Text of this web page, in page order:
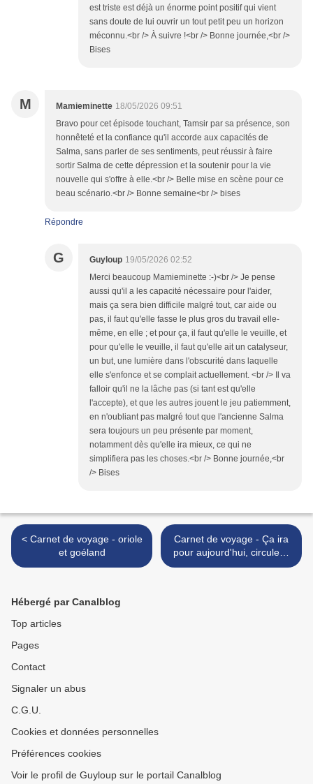
est triste est déjà un énorme point positif qui vient
sans doute de lui ouvrir un tout petit peu un horizon
méconnu.<br /> À suivre !<br /> Bonne journée,<br />
Bises
M Mamieminette 18/05/2026 09:51
Bravo pour cet épisode touchant, Tamsir par sa présence, son
honnêteté et la confiance qu'il accorde aux capacités de
Salma, sans parler de ses sentiments, peut réussir à faire
sortir Salma de cette dépression et la soutenir pour la vie
nouvelle qui s'offre à elle.<br /> Belle mise en scène pour ce
beau scénario.<br /> Bonne semaine<br /> bises
Répondre
G Guyloup 19/05/2026 02:52
Merci beaucoup Mamieminette :-)<br /> Je pense
aussi qu'il a les capacité nécessaire pour l'aider,
mais ça sera bien difficile malgré tout, car aide ou
pas, il faut qu'elle fasse le plus gros du travail elle-
même, en elle ; et pour ça, il faut qu'elle le veuille, et
pour qu'elle le veuille, il faut qu'elle ait un catalyseur,
un but, une lumière dans l'obscurité dans laquelle
elle s'enfonce et se complait actuellement. <br /> Il va
falloir qu'il ne la lâche pas (si tant est qu'elle
l'accepte), et que les autres jouent le jeu patiemment,
en n'oubliant pas malgré tout que l'ancienne Salma
sera toujours un peu présente par moment,
notamment dès qu'elle ira mieux, ce qui ne
simplifiera pas les choses.<br /> Bonne journée,<br
/> Bises
< Carnet de voyage - oriole
et goéland
Carnet de voyage - Ça ira
pour aujourd'hui, circulez !
>
Hébergé par Canalblog
Top articles
Pages
Contact
Signaler un abus
C.G.U.
Cookies et données personnelles
Préférences cookies
Voir le profil de Guyloup sur le portail Canalblog